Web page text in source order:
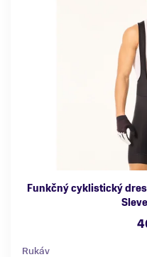
Funkčný cyklistický
Rukáv